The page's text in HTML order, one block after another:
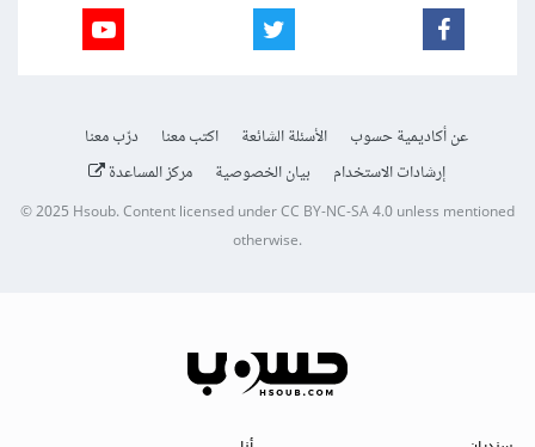
عن أكاديمية حسوب الأسئلة الشائعة اكتب معنا
درّب معنا
إرشادات الاستخدام
بيان الخصوصية مركز المساعدة
© 2025Hsoub.Content licensed underCC BY-NC-SA 4.0unless mentioned
otherwise.